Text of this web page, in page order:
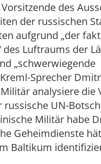
des
der russischen
aufgrund „der
des Luftraums der
„schwerwiegende
Sprecher
analysiere die
UN-
Militär habe
Geheimdienste
Baltikum